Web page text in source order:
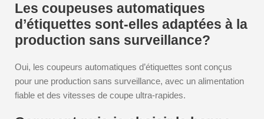
Les coupeuses automatiques
d’étiquettes sont-elles adaptées à la
production sans surveillance?
Oui, les coupeurs automatiques d’étiquettes sont conçus
pour une production sans surveillance, avec un alimentation
fiable et des vitesses de coupe ultra-rapides.